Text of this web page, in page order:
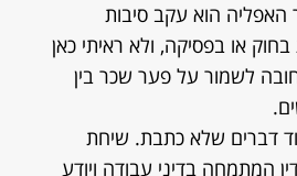
האפליה הוא עקב סיבות
או בפסיקה, ולא ראיתי כאן
חובה לשמור על פער שכר בין
דברים שלא כתבת. שיחת
המתמחה בדיני עבודה ויודע